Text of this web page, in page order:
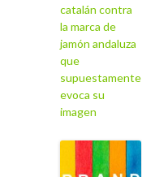
catalán contra
la marca de
jamón andaluza
que
supuestamente
evoca su
imagen